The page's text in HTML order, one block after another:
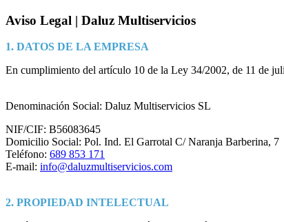
Aviso Legal | Daluz Multiservicios
1. DATOS DE LA EMPRESA
En cumplimiento del artículo 10 de la Ley 34/2002, de 11 de
Denominación Social: Daluz Multiservicios SL
NIF/CIF: B56083645
Domicilio Social: Pol. Ind. El Garrotal C/ Naranja Barberina,
Teléfono: 689 853 171
E-mail: info@daluzmultiservicios.com
2. PROPIEDAD INTELECTUAL